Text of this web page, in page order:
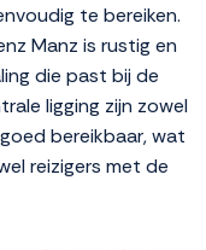
te bereiken.
Manz is rustig en
die past bij de
ligging zijn zowel
bereikbaar, wat
reizigers met de